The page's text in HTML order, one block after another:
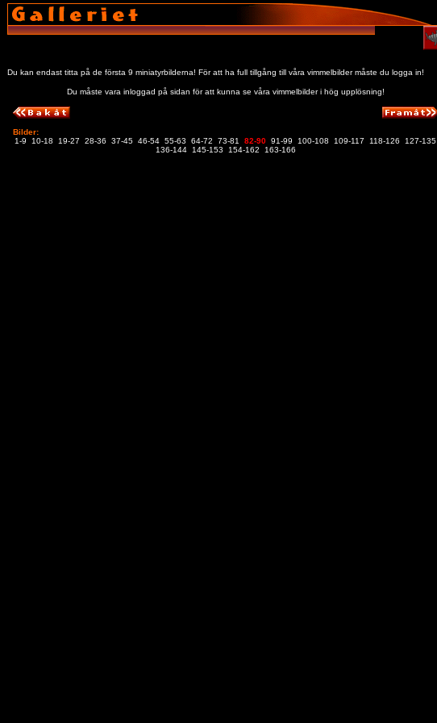
Du kan endast titta på de första 9 miniatyrbilderna! För att ha full tillgång till våra vimmelbilder måste du logga in!
Du måste vara inloggad på sidan för att kunna se våra vimmelbilder i hög upplösning!
Bilder:
1-9
10-18 19-27 28-36 37-45 46-54 55-63 64-72 73-81 82-90 91-99 100-108 109-117 118-126
127-135
136-144
145-153 154-162 163-166